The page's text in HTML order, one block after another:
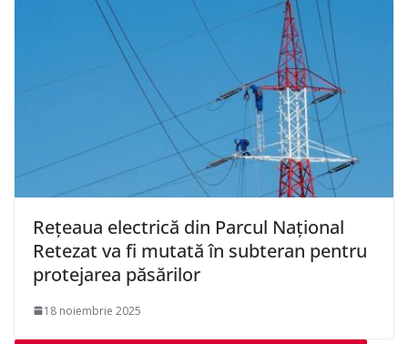
Rețeaua electrică din Parcul Național
Retezat va fi mutată în subteran pentru
protejarea păsărilor
18 noiembrie 2025